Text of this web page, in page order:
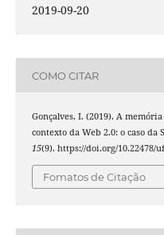
2019-09-20
COMO CITAR
Gonçalves, I. (2019). A
contexto da Web 2.0: o caso
15(9). https://doi.org/10.22478/
Fomatos de Citação